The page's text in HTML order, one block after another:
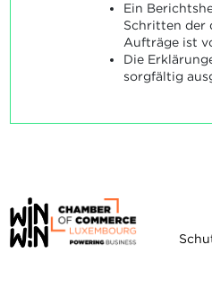
Ein
Schritten der
Aufträge ist
Die
sorgfältig